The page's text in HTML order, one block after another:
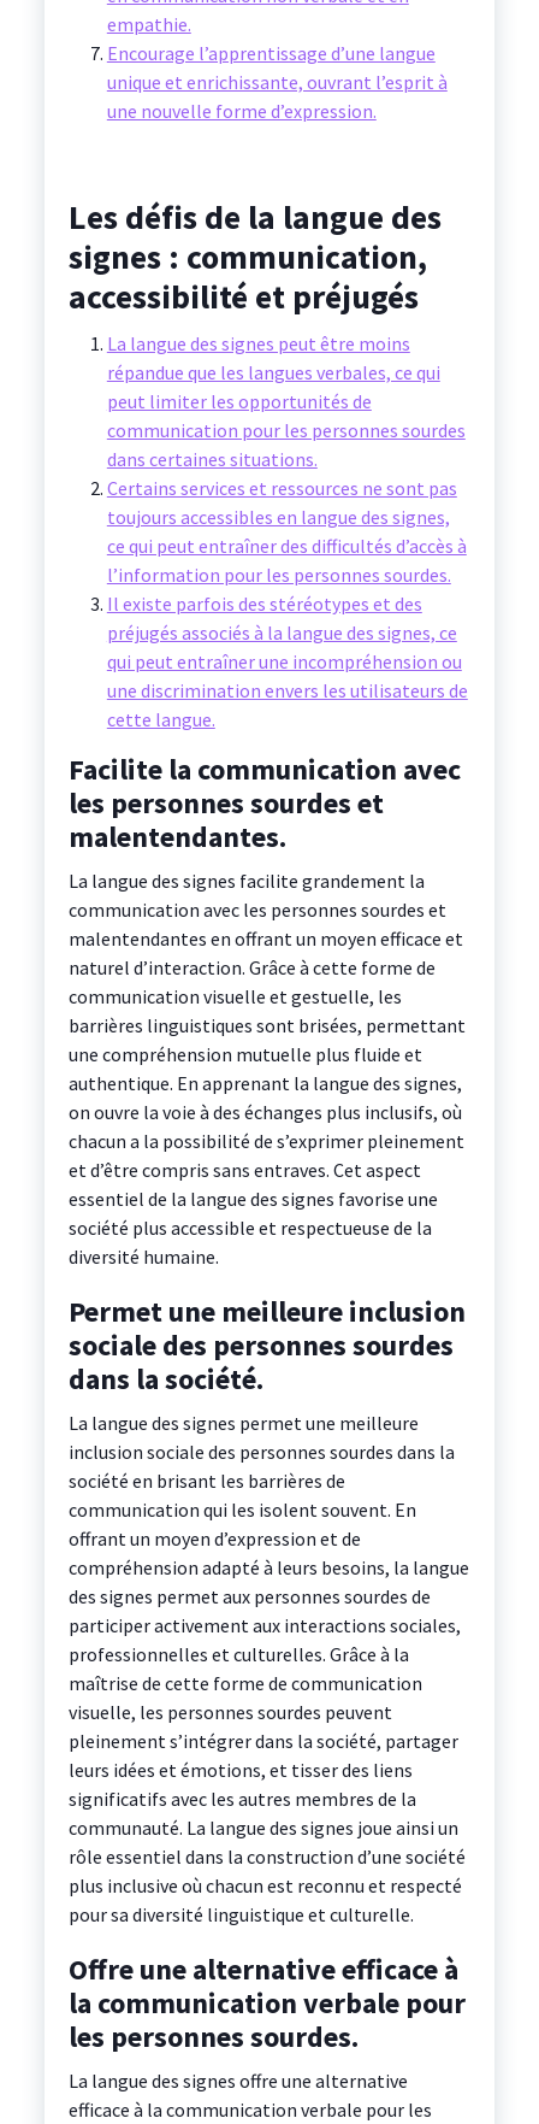
empathie.
Encourage l’apprentissage d’une langue
unique et enrichissante, ouvrant l’esprit à
une nouvelle forme d’expression.
Les défis de la langue des
signes : communication,
accessibilité et préjugés
La langue des signes peut être moins
répandue que les langues verbales, ce qui
peut limiter les opportunités de
communication pour les personnes sourdes
dans certaines situations.
Certains services et ressources ne sont pas
toujours accessibles en langue des signes,
ce qui peut entraîner des difficultés d’accès à
l’information pour les personnes sourdes.
Il existe parfois des stéréotypes et des
préjugés associés à la langue des signes, ce
qui peut entraîner une incompréhension ou
une discrimination envers les utilisateurs de
cette langue.
Facilite la communication avec
les personnes sourdes et
malentendantes.
La langue des signes facilite grandement la
communication avec les personnes sourdes et
malentendantes en offrant un moyen efficace et
naturel d’interaction. Grâce à cette forme de
communication visuelle et gestuelle, les
barrières linguistiques sont brisées, permettant
une compréhension mutuelle plus fluide et
authentique. En apprenant la langue des signes,
on ouvre la voie à des échanges plus inclusifs, où
chacun a la possibilité de s’exprimer pleinement
et d’être compris sans entraves. Cet aspect
essentiel de la langue des signes favorise une
société plus accessible et respectueuse de la
diversité humaine.
Permet une meilleure inclusion
sociale des personnes sourdes
dans la société.
La langue des signes permet une meilleure
inclusion sociale des personnes sourdes dans la
société en brisant les barrières de
communication qui les isolent souvent. En
offrant un moyen d’expression et de
compréhension adapté à leurs besoins, la langue
des signes permet aux personnes sourdes de
participer activement aux interactions sociales,
professionnelles et culturelles. Grâce à la
maîtrise de cette forme de communication
visuelle, les personnes sourdes peuvent
pleinement s’intégrer dans la société, partager
leurs idées et émotions, et tisser des liens
significatifs avec les autres membres de la
communauté. La langue des signes joue ainsi un
rôle essentiel dans la construction d’une société
plus inclusive où chacun est reconnu et respecté
pour sa diversité linguistique et culturelle.
Offre une alternative efficace à
la communication verbale pour
les personnes sourdes.
La langue des signes offre une alternative
efficace à la communication verbale pour les